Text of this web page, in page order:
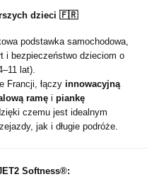
dzieci 🇫🇷
podstawka samochodowa,
i bezpieczeństwo dzieciom o
lat).
Francji, łączy innowacyjną
ramę i piankę
czemu jest idealnym
jak i długie podróże.
Softness®: